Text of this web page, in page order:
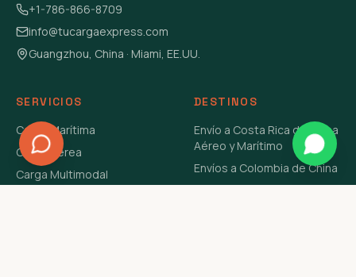
+1-786-866-8709
info@tucargaexpress.com
Guangzhou, China · Miami, EE.UU.
SERVICIOS
Carga Marítima
Carga Aérea
Carga Multimodal
DESTINOS
Envío a Costa Rica de China
Aéreo y Marítimo
Envíos a Colombia de China